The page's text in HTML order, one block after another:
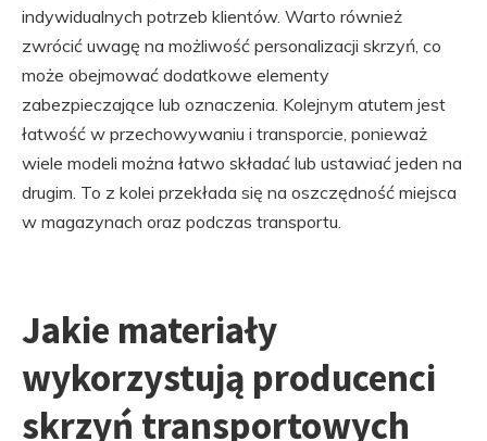
indywidualnych potrzeb klientów. Warto również
zwrócić uwagę na możliwość personalizacji skrzyń, co
może obejmować dodatkowe elementy
zabezpieczające lub oznaczenia. Kolejnym atutem jest
łatwość w przechowywaniu i transporcie, ponieważ
wiele modeli można łatwo składać lub ustawiać jeden na
drugim. To z kolei przekłada się na oszczędność miejsca
w magazynach oraz podczas transportu.
Jakie materiały
wykorzystują producenci
skrzyń transportowych